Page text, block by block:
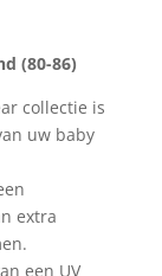
(80-86)
collectie is
uw baby
extra
een UV